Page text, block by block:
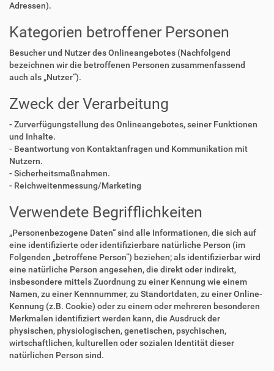
Adressen).
Kategorien betroffener Personen
Besucher und Nutzer des Onlineangebotes (Nachfolgend
bezeichnen wir die betroffenen Personen zusammenfassend
auch als „Nutzer“).
Zweck der Verarbeitung
- Zurverfügungstellung des Onlineangebotes, seiner Funktionen
und Inhalte.
- Beantwortung von Kontaktanfragen und Kommunikation mit
Nutzern.
- Sicherheitsmaßnahmen.
- Reichweitenmessung/Marketing
Verwendete Begrifflichkeiten
„Personenbezogene Daten“ sind alle Informationen, die sich auf
eine identifizierte oder identifizierbare natürliche Person (im
Folgenden „betroffene Person“) beziehen; als identifizierbar wird
eine natürliche Person angesehen, die direkt oder indirekt,
insbesondere mittels Zuordnung zu einer Kennung wie einem
Namen, zu einer Kennnummer, zu Standortdaten, zu einer Online-
Kennung (z.B. Cookie) oder zu einem oder mehreren besonderen
Merkmalen identifiziert werden kann, die Ausdruck der
physischen, physiologischen, genetischen, psychischen,
wirtschaftlichen, kulturellen oder sozialen Identität dieser
natürlichen Person sind.